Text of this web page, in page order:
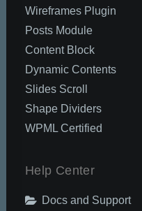
Wireframes Plugin
Posts Module
Content Block
Dynamic Contents
Slides Scroll
Shape Dividers
WPML Certified
Help Center
Docs and Support